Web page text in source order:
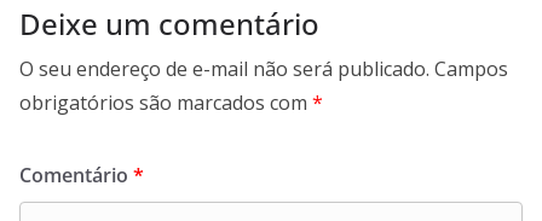
Deixe um comentário
O seu endereço de e-mail não será publicado. Campos
obrigatórios são marcados com *
Comentário *